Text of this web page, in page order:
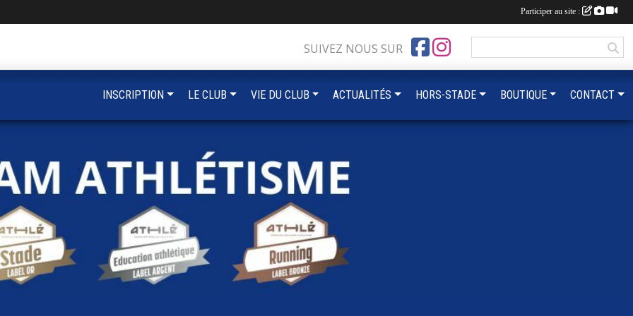
SUIVEZ NOUS SUR
INSCRIPTION LE CLUB VIE DU CLUB ACTUALITÉS HORS-STADE BOUTIQUE CONTACT
Participer au site :